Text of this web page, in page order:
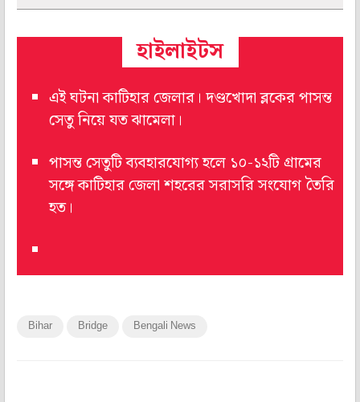
হাইলাইটস
এই ঘটনা কাটিহার জেলার। দণ্ডখোদা ব্লকের পাসন্ত
সেতু নিয়ে যত ঝামেলা।
পাসন্ত সেতুটি ব্যবহারযোগ্য হলে ১০-১২টি গ্রামের
সঙ্গে কাটিহার জেলা শহরের সরাসরি সংযোগ তৈরি
হত।
Bihar Bridge Bengali News